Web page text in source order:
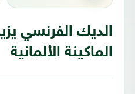
الديك الفرنسي
الماكينة الألمانية